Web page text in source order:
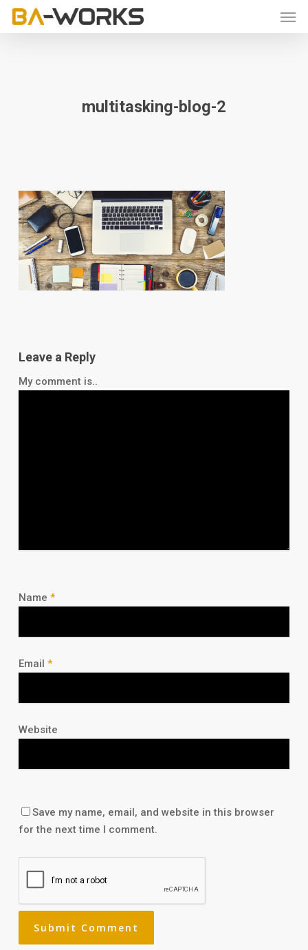
Skip
main
multitasking-blog-2
Leave a Reply
My comment is..
Name *
Email *
Website
Save my name, email, and website in this browser
for the next time I comment.